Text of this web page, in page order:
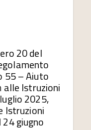
20 del
55 – Aiuto
alle Istruzioni
2025,
Istruzioni
giugno